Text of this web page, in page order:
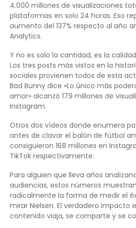
4.000 millones de visualizaciones
plataformas en solo 24 horas. Eso
aumento del 137% respecto al año
Analytics.
Y no es solo la cantidad, es la
Los tres posts más vistos en la
sociales provienen todos de esta
Bad Bunny dice «Lo único más
amor» alcanzó 179 millones de
Instagram.
Otros dos vídeos donde enumera
antes de clavar el balón de fútbol
consiguieron 168 millones en
TikTok respectivamente.
Para alguien que lleva años
audiencias, estos números
radicalmente la forma de medir el
mirar Nielsen. El verdadero impacto
contenido viaja, se comparte y se